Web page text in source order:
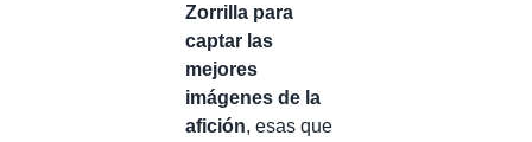
Zorrilla para
captar las
mejores
imágenes de la
afición, esas que